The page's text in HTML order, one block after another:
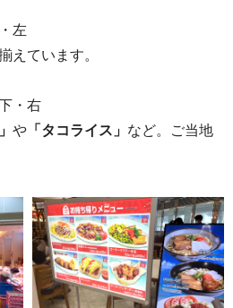
左
えています。
・右
や 「タコライス」 など。ご当地